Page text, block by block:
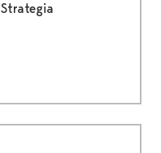
Strategia